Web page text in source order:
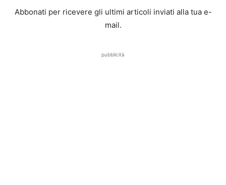
Abbonati per ricevere gli ultimi articoli inviati alla tua e-
mail.
pubblicità